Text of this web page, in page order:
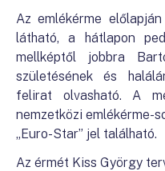
Az emlékérme
látható, a hátlapon
mellképtől jobbra
születésének és
felirat olvasható. A
nemzetközi emlékérme-
„Euro-Star” jel található.
Az érmét Kiss György